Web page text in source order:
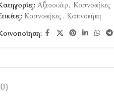
Αξεσουάρ, Καπνοθήκες
Καπνοθήκες , Καπνοθήκη